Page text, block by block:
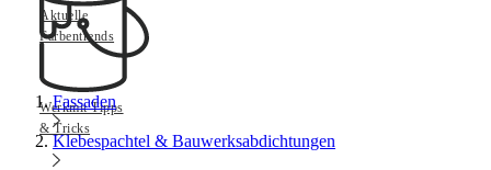
Aktuelle
Farbentrends
Werkmit Tipps
& Tricks
Fassaden
Klebespachtel & Bauwerksabdichtungen